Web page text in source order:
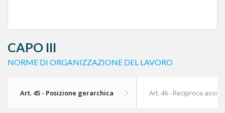
CAPO III
NORME DI ORGANIZZAZIONE DEL LAVORO
Art. 45 - Posizione gerarchica Art. 46 - Reciproca